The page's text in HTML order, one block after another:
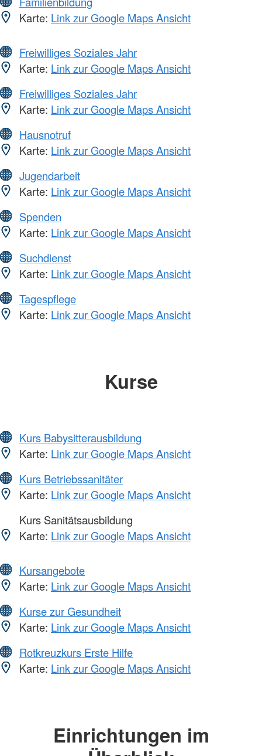
Karte: Link zur Google Maps Ansicht
Freiwilliges Soziales Jahr
Karte: Link zur Google Maps Ansicht
Freiwilliges Soziales Jahr
Karte: Link zur Google Maps Ansicht
Hausnotruf
Karte: Link zur Google Maps Ansicht
Jugendarbeit
Karte: Link zur Google Maps Ansicht
Spenden
Karte: Link zur Google Maps Ansicht
Suchdienst
Karte: Link zur Google Maps Ansicht
Tagespflege
Karte: Link zur Google Maps Ansicht
Kurse
Kurs Babysitterausbildung
Karte: Link zur Google Maps Ansicht
Kurs Betriebssanitäter
Karte: Link zur Google Maps Ansicht
Kurs Sanitätsausbildung
Karte: Link zur Google Maps Ansicht
Kursangebote
Karte: Link zur Google Maps Ansicht
Kurse zur Gesundheit
Karte: Link zur Google Maps Ansicht
Rotkreuzkurs Erste Hilfe
Karte: Link zur Google Maps Ansicht
Einrichtungen im